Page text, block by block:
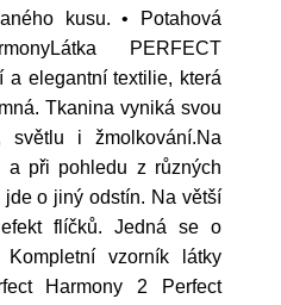
kusu. • Potahová
PERFECT
a elegantní textilie, která
Tkanina vyniká svou
světlu i žmolkování.Na
a při pohledu z různých
o jiný odstín. Na větší
flíčků. Jedná se o
vzorník látky
Harmony 2 Perfect